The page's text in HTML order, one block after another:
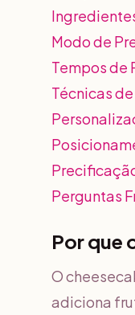
Modo de
Tempos de
Técnicas
Perguntas
Por que
O
adiciona